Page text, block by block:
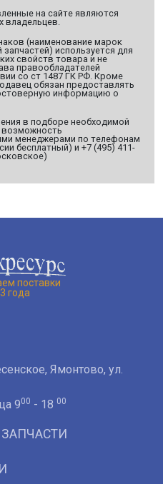
на сайте являются
владельцев.
(наименование марок
используется для
свойств товара и не
правообладателей
со ст 1487 ГК РФ. Кроме
обязан предоставлять
информацию о
в подборе необходимой
возможность
менеджерами по телефонам
бесплатный) и +7 (495) 411-
поставки
года
Ямонтово, ул.
900 - 18 00